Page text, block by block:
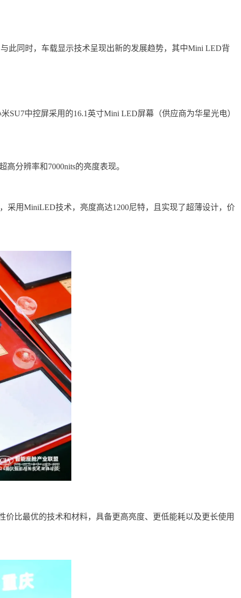
此同时，车载显示技术呈现出新的发展趋势，其中Mini LED背
中控屏采用的16.1英寸Mini LED屏幕（供应商为华星光电）
分辨率和7000nits的亮度表现。
采用MiniLED技术，亮度高达1200尼特，且实现了超薄设计，价
价比最优的技术和材料，具备更高亮度、更低能耗以及更长使用